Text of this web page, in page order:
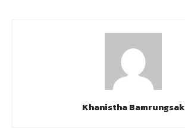
Khanistha Bamrungsak